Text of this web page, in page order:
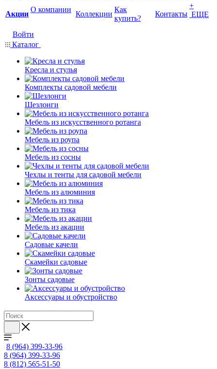
Акции
О компании
Коллекции
Как
купить?
Контакты
+
ЕЩЕ
Войти
Каталог
Кресла и стулья
Комплекты садовой мебели
Шезлонги
Мебель из искусственного ротанга
Мебель из роупа
Мебель из сосны
Чехлы и тенты для садовой мебели
Мебель из алюминия
Мебель из тика
Мебель из акации
Садовые качели
Скамейки садовые
Зонты садовые
Аксессуары и обустройство
8 (964) 399-33-96
8 (964) 399-33-96
8 (812) 565-51-50